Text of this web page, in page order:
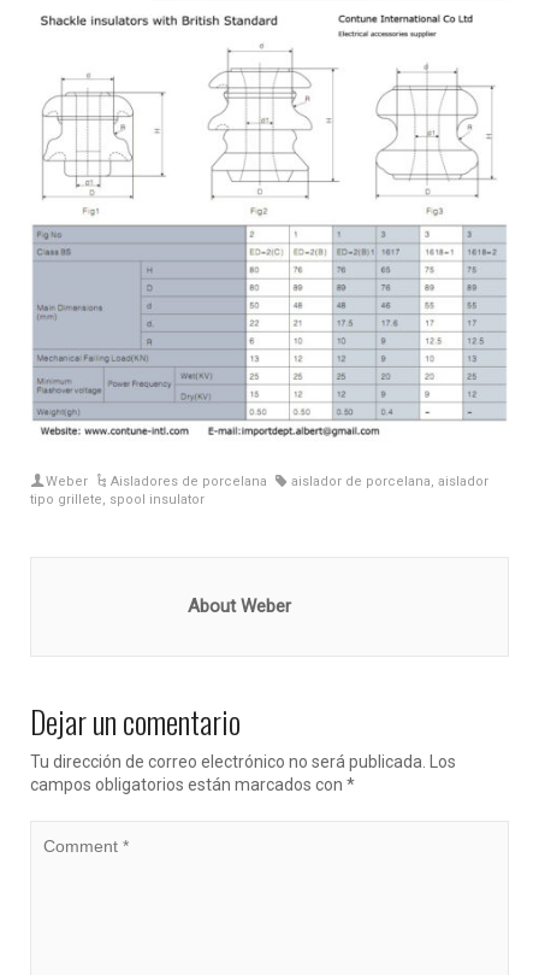
Weber Aisladores de porcelana aislador de porcelana, aislador
tipo grillete, spool insulator
About Weber
Dejar un comentario
Tu dirección de correo electrónico no será publicada.
Los
campos obligatorios están marcados con *